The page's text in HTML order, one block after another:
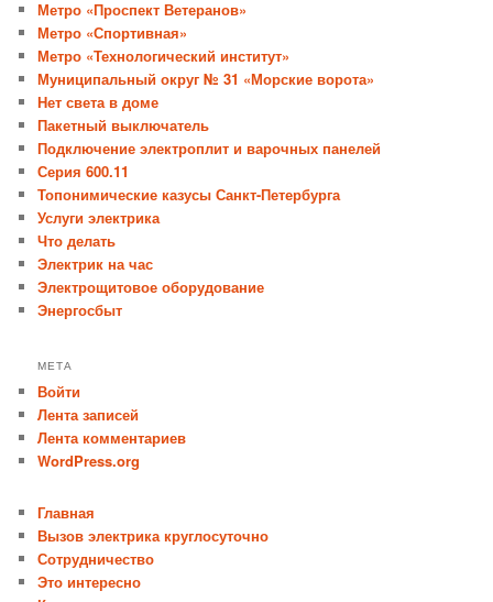
Метро «Проспект Ветеранов»
Метро «Спортивная»
Метро «Технологический институт»
Муниципальный округ № 31 «Морские ворота»
Нет света в доме
Пакетный выключатель
Подключение электроплит и варочных панелей
Серия 600.11
Топонимические казусы Санкт-Петербурга
Услуги электрика
Что делать
Электрик на час
Электрощитовое оборудование
Энергосбыт
МЕТА
Войти
Лента записей
Лента комментариев
WordPress.org
Главная
Вызов электрика круглосуточно
Сотрудничество
Это интересно